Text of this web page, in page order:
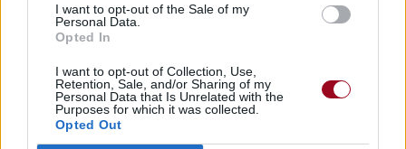
I want to opt-out of the Sale of my
Personal Data.
Opted In
I want to opt-out of Collection, Use,
Retention, Sale, and/or Sharing of my
Personal Data that Is Unrelated with the
Purposes for which it was collected.
Opted Out
You gotta get somethin goin out there
Va donc faire quelque chose de ta vie
Va apprendre des trucs, t'voisc'quej'veuxdire?
We are just playin ourselves cold out of the pocket
On se trahit les uns les autres juste pour de la monnaie